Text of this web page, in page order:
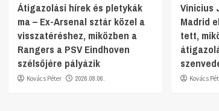
Átigazolási hírek és pletykák
ma – Ex-Arsenal sztár közel a
visszatéréshez, miközben a
Rangers a PSV Eindhoven
szélsőjére pályázik
Kovács Péter 2026.08.06.
Vinicius
Madrid
tett,
Kovács